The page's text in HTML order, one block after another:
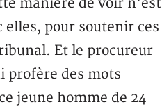
manière de voir n’est
pour soutenir ces
Et le procureur
profère des mots
jeune homme de 24